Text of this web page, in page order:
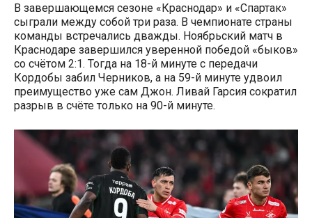
В завершающемся сезоне «Краснодар» и «Спартак»
сыграли между собой три раза. В чемпионате страны
команды встречались дважды. Ноябрьский матч в
Краснодаре завершился уверенной победой «быков»
со счётом 2:1. Тогда на 18-й минуте с передачи
Кордобы забил Черников, а на 59-й минуте удвоил
преимущество уже сам Джон. Ливай Гарсия сократил
разрыв в счёте только на 90-й минуте.